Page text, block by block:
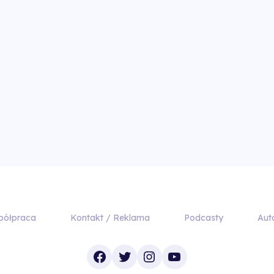
Kontakt / Reklama Podcasty
Facebook
TwitterInstagram
YouTube